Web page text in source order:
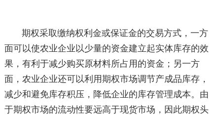
期权采取缴纳权利金或保证金的交易方式，一方
面可以使农业企业以少量的资金建立起实体库存的效
果，有利于减少购买原材料所占用的资金；另一方
面，农业企业还可以利用期权市场调节产成品库存，
减少和避免库存积压，降低企业的库存管理成本。由
于期权市场的流动性要远高于现货市场，因此期权头